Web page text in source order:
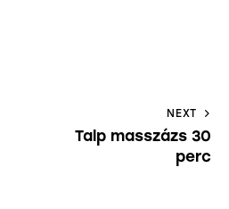
NEXT
Talp masszázs 30
perc